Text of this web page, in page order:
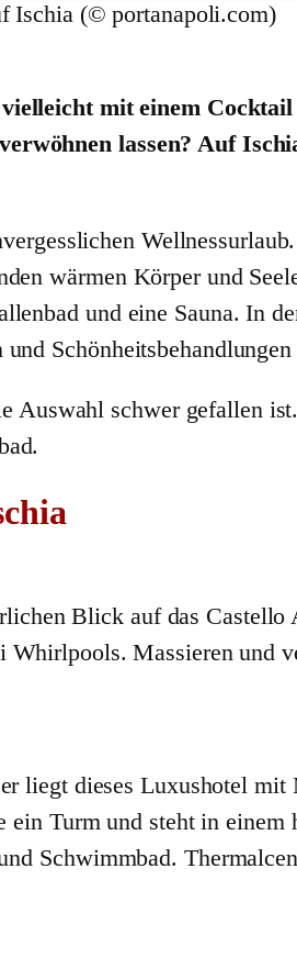
Ischia (© portanapoli.com)
mit einem
lassen? Auf
wärmen Körper und
und eine Sauna. In
Schönheitsbehandlungen
Auswahl schwer gefallen
Blick auf das Castello
Massieren und
liegt dieses Luxushotel
Turm und steht in einem
Schwimmbad.